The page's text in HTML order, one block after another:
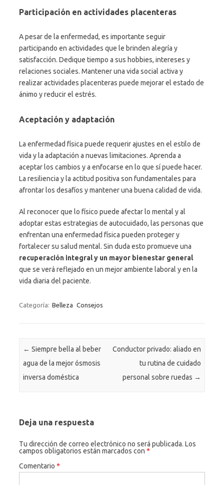
Participación en actividades placenteras
A pesar de la enfermedad, es importante seguir
participando en actividades que le brinden alegría y
satisfacción. Dedique tiempo a sus hobbies, intereses y
relaciones sociales. Mantener una vida social activa y
realizar actividades placenteras puede mejorar el estado de
ánimo y reducir el estrés.
Aceptación y adaptación
La enfermedad física puede requerir ajustes en el estilo de
vida y la adaptación a nuevas limitaciones. Aprenda a
aceptar los cambios y a enfocarse en lo que sí puede hacer.
La resiliencia y la actitud positiva son fundamentales para
afrontar los desafíos y mantener una buena calidad de vida.
Al reconocer que lo físico puede afectar lo mental y al
adoptar estas estrategias de autocuidado, las personas que
enfrentan una enfermedad física pueden proteger y
fortalecer su salud mental. Sin duda esto promueve una
recuperación integral y un mayor bienestar general
que se verá reflejado en un mejor ambiente laboral y en la
vida diaria del paciente.
Categoría: Belleza Consejos
Navegación de entradas
← Siempre bella al beber
agua de la mejor ósmosis
inversa doméstica
Conductor privado: aliado en
tu rutina de cuidado
personal sobre ruedas →
Deja una respuesta
Tu dirección de correo electrónico no será publicada. Los
campos obligatorios están marcados con *
Comentario *